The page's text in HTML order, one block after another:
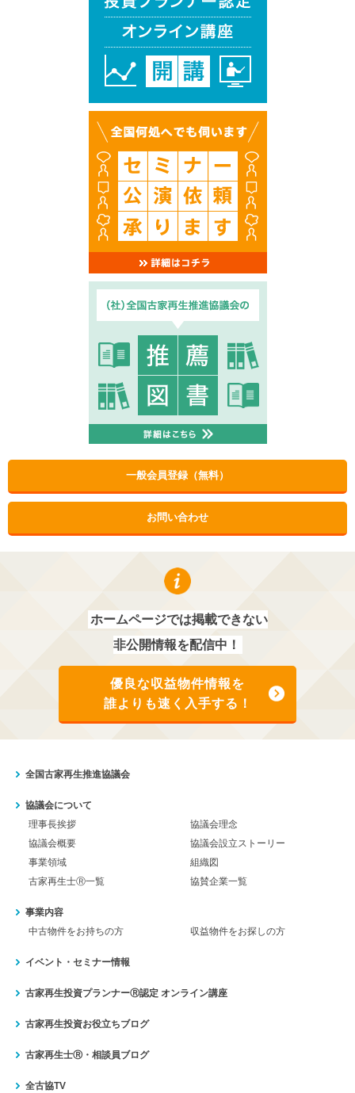
一般会員登録（無料）
お問い合わせ
ホームページでは掲載できない
非公開情報を配信中！
優良な収益物件情報を
誰よりも速く入手する！
全国古家再生推進協議会
協議会について
理事長挨拶
協議会理念
協議会概要
協議会設立ストーリー
事業領域
組織図
古家再生士Ⓡ一覧
協賛企業一覧
事業内容
中古物件をお持ちの方
収益物件をお探しの方
イベント・セミナー情報
古家再生投資プランナーⓇ認定 オンライン講座
古家再生投資お役立ちブログ
古家再生士Ⓡ・相談員ブログ
全古協TV